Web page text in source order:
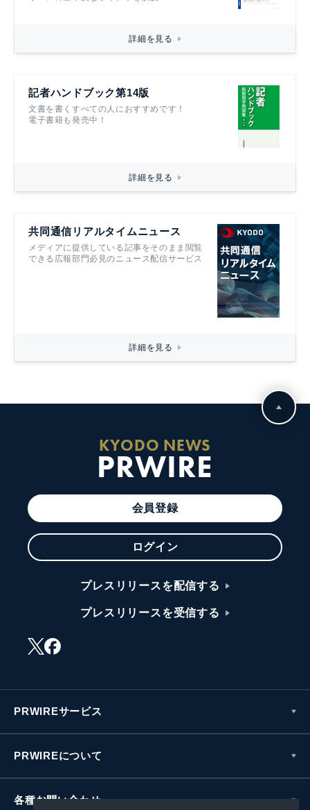
詳細を見る
記者ハンドブック第14版
文書を書くすべての人におすすめです！
電子書籍も発売中！
詳細を見る
共同通信リアルタイムニュース
メディアに提供している記事をそのまま閲覧
できる広報部門必見のニュース配信サービス
詳細を見る
KYODO NEWS
PRWIRE
会員登録
ログイン
プレスリリースを配信する
プレスリリースを受信する
PRWIREサービス
PRWIREについて
各種お問い合わせ